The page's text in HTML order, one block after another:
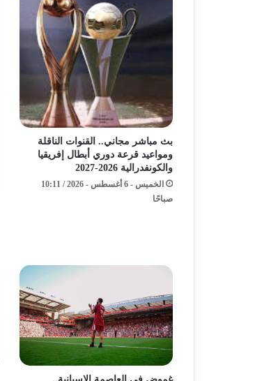
بث مباشر مجاني.. القنوات الناقلة
ومواعيد قرعة دوري أبطال إفريقيا
والكونفدرالية 2026-2027
الخميس - 6 أغسطس - 2026 / 10:11
صباحًا